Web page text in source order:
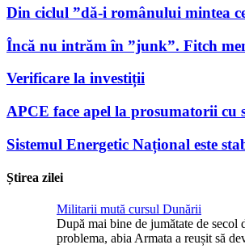
Din ciclul ”dă-i românului mintea
Încă nu intrăm în ”junk”. Fitch
Verificare la investiții
APCE face apel la prosumatorii cu
Sistemul Energetic Național este
Știrea zilei
Militarii mută cursul Dunării
După mai bine de jumătate de secol
problema, abia Armata a reușit să